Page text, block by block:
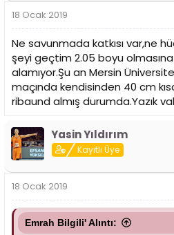
18 Ocak 2019
Ne savunmada katkısı var,ne
şeyi geçtim 2.05 boyu
alamıyor.Şu an Mersin
maçında kendisinden 40 cm
ribaund almış durumda.Yazık
Yasin Yıldırım
Kayıtlı Üye
18 Ocak 2019
Emrah Bilgili' Alıntı: